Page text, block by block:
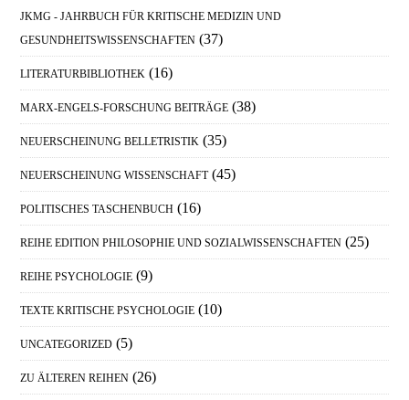
JKMG - JAHRBUCH FÜR KRITISCHE MEDIZIN UND
GESUNDHEITSWISSENSCHAFTEN (37)
LITERATURBIBLIOTHEK (16)
MARX-ENGELS-FORSCHUNG BEITRÄGE (38)
NEUERSCHEINUNG BELLETRISTIK (35)
NEUERSCHEINUNG WISSENSCHAFT (45)
POLITISCHES TASCHENBUCH (16)
REIHE EDITION PHILOSOPHIE UND SOZIALWISSENSCHAFTEN (25)
REIHE PSYCHOLOGIE (9)
TEXTE KRITISCHE PSYCHOLOGIE (10)
UNCATEGORIZED (5)
ZU ÄLTEREN REIHEN (26)